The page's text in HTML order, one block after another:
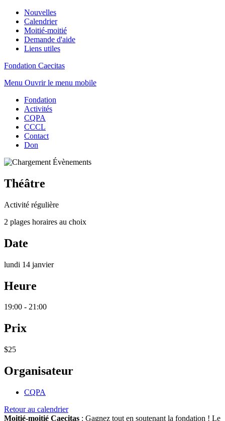
Nouvelles
Calendrier
Moitié-moitié
Demande d'aide
Liens utiles
Fondation Caecitas
Menu Ouvrir le menu mobile
Fondation
Activités
CQPA
CCCL
Contact
Don
Théâtre
Activité régulière
2 plages horaires au choix
Date
lundi 14 janvier
Heure
19:00 - 21:00
Prix
$25
Organisateur
CQPA
Retour au calendrier
Moitié-moitié Caecitas : Gagnez tout en soutenant la fondation ! Le